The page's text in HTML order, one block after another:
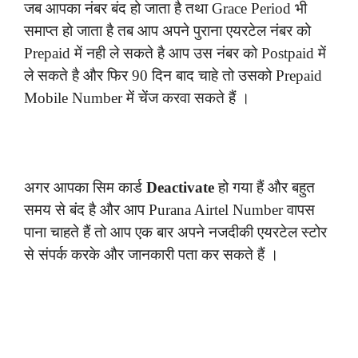
जब आपका नंबर बंद हो जाता है तथा Grace Period भी
समाप्त हो जाता है तब आप अपने पुराना एयरटेल नंबर को
Prepaid में नही ले सकते है आप उस नंबर को Postpaid में
ले सकते है और फिर 90 दिन बाद चाहे तो उसको Prepaid
Mobile Number में चेंज करवा सकते हैं ।
अगर आपका सिम कार्ड Deactivateहो गया हैं और बहुत
समय से बंद है और आप Purana Airtel Number वापस
पाना चाहते हैं तो आप एक बार अपने नजदीकी एयरटेल स्टोर
से संपर्क करके और जानकारी पता कर सकते हैं ।